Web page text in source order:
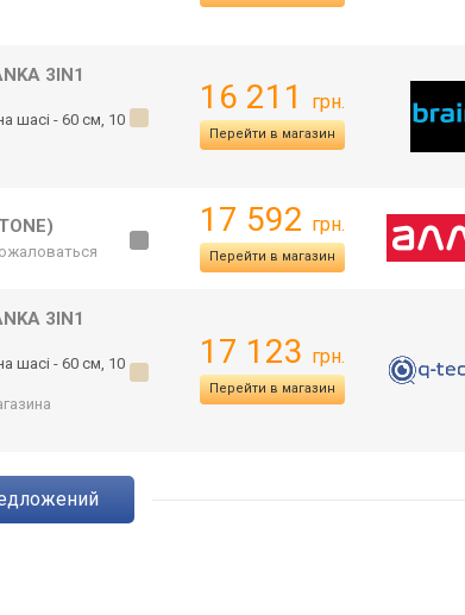
3IN1
шасі - 60 см, 10
16 211 грн.
Перейти в магазин
17 592 грн.
Перейти в магазин
3IN1
шасі - 60 см, 10
17 123 грн.
Перейти в магазин